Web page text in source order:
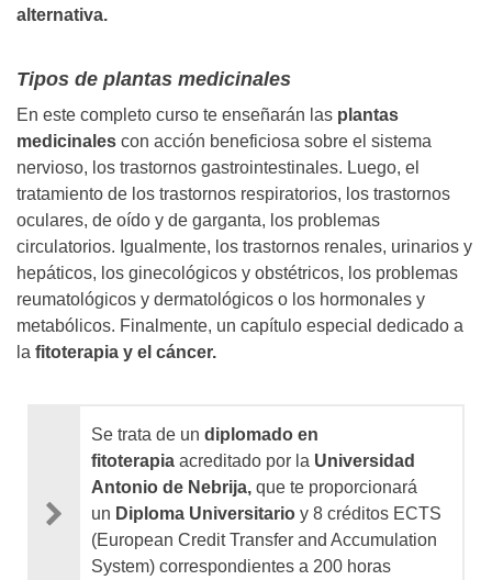
alternativa.
Tipos de plantas medicinales
En este completo curso te enseñarán las plantas
medicinales con acción beneficiosa sobre el sistema
nervioso, los trastornos gastrointestinales. Luego, el
tratamiento de los trastornos respiratorios, los trastornos
oculares, de oído y de garganta, los problemas
circulatorios. Igualmente, los trastornos renales, urinarios y
hepáticos, los ginecológicos y obstétricos, los problemas
reumatológicos y dermatológicos o los hormonales y
metabólicos. Finalmente, un capítulo especial dedicado a
la fitoterapia y el cáncer.
Se trata de un diplomado en
fitoterapia acreditado por la Universidad
Antonio de Nebrija, que te proporcionará
un Diploma Universitario y 8 créditos ECTS
(European Credit Transfer and Accumulation
System) correspondientes a 200 horas